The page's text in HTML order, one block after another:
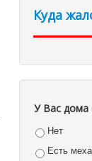
Куда
У Вас дома
Нет
Есть